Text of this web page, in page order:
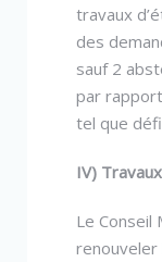
travaux
des
sauf 2
par rapport
tel que
IV)
Le Conseil
renouveler